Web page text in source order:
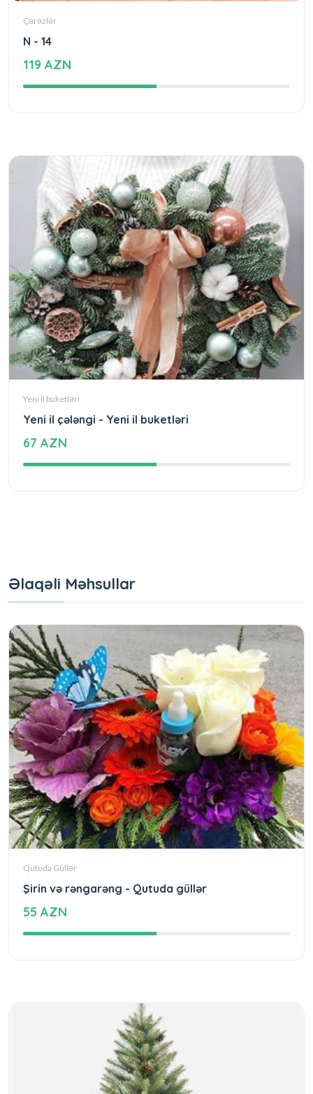
Çərəzlər
N - 14
119 AZN
Yeni İl buketləri
Yeni il çələngi - Yeni il buketləri
67 AZN
Əlaqəli Məhsullar
Qutuda Güllər
Şirin və rəngarəng - Qutuda güllər
55 AZN